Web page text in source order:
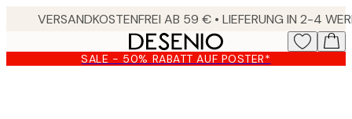
content.
SALE - 50% RABATT AUF POSTER*